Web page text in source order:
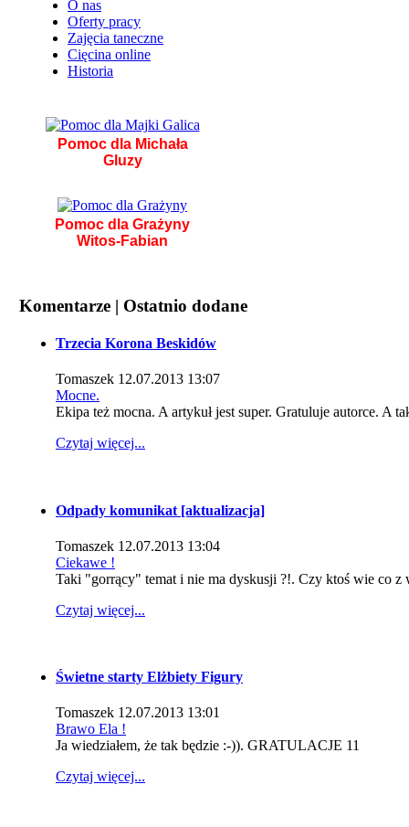
O nas
Oferty pracy
Zajęcia taneczne
Cięcina online
Historia
Pomoc dla Michała
Gluzy
Pomoc dla Grażyny
Witos-Fabian
Komentarze | Ostatnio dodane
Trzecia Korona Beskidów
Tomaszek 12.07.2013 13:07
Mocne.
Ekipa też mocna. A artykuł jest super. Gratuluje autorce. A
Czytaj więcej...
Odpady komunikat [aktualizacja]
Tomaszek 12.07.2013 13:04
Ciekawe !
Taki "gorrący" temat i nie ma dyskusji ?!. Czy ktoś wie co z
Czytaj więcej...
Świetne starty Elżbiety Figury
Tomaszek 12.07.2013 13:01
Brawo Ela !
Ja wiedziałem, że tak będzie :-)). GRATULACJE 11
Czytaj więcej...